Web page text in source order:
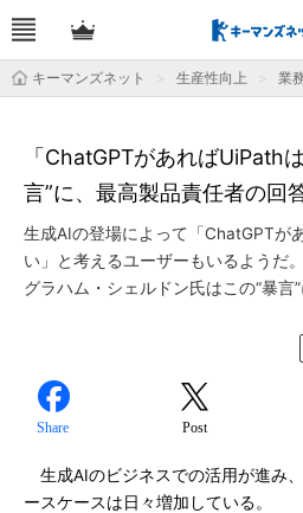
キーマンズネット 生産性向上 業
「ChatGPTがあればUiPath
言”に、最高製品責任者の回
生成AIの登場によって「ChatGPTが
い」と考えるユーザーもいるようだ
グラハム・シェルドン氏はこの“暴言
Share Post
生成AIのビジネスでの活用が進み
ースケースは日々増加している。